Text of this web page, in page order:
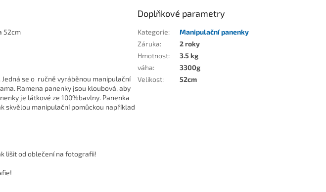
52cm
se o ručně vyráběnou manipulační
Ramena panenky jsou kloubová, aby
je látkové ze 100%bavlny. Panenka
skvělou manipulační pomůckou například
lišit od oblečení na fotografii!
Doplňkové parametry
Kategorie:
Manipulační panenky
Záruka:
2 roky
Hmotnost:
3.5 kg
váha:
3300g
Velikost: 52cm